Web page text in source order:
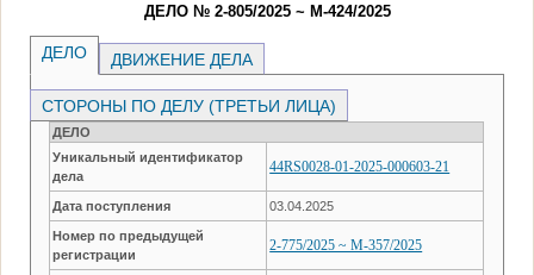
ДЕЛО № 2-805/2025 ~ М-424/2025
ДЕЛО ДВИЖЕНИЕ ДЕЛА
СТОРОНЫ ПО ДЕЛУ (ТРЕТЬИ ЛИЦА)
ДЕЛО
Уникальный идентификатор
дела
44RS0028-01-2025-000603-21
Дата поступления 03.04.2025
Номер по предыдущей
регистрации
2-775/2025 ~ М-357/2025